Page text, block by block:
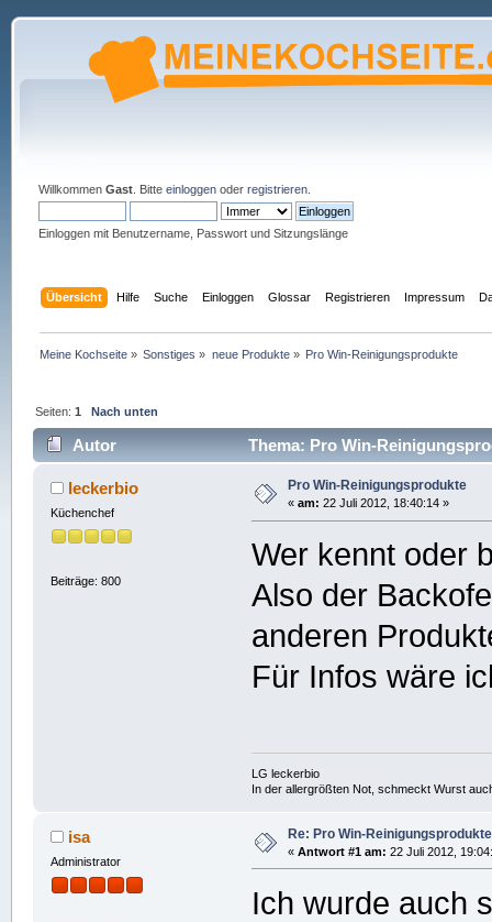
Willkommen Gast. Bitte einloggenoder registrieren.
Einloggen mit Benutzername, Passwort und Sitzungslänge
Übersicht Hilfe Suche Einloggen Glossar Registrieren Impressum
Meine Kochseite » Sonstiges » neue Produkte» Pro Win-Reinigungsprodukte
Seiten:1 Nach unten
Autor Thema: Pro Win-
leckerbio
Küchenchef
Beiträge: 800
Pro Win-Reinigungsprodukte
« am: 22 Juli 2012, 18:40:14 »
Wer kennt oder
Also der
anderen
Für Infos wäre
LG leckerbio
In der allergrößten Not, schmeckt Wurst
isa
Administrator
Re: Pro Win-Reinigungsprodukte
« Antwort #1 am: 22 Juli 2012,
Ich wurde auch